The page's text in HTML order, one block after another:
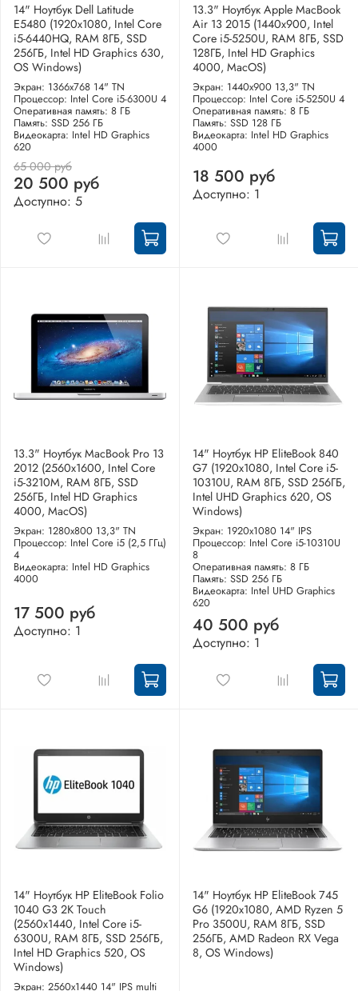
14" Ноутбук Dell Latitude
E5480 (1920х1080, Intel Core
i5-6440HQ, RAM 8ГБ, SSD
256ГБ, Intel HD Graphics 630,
OS Windows)
Экран: 1366x768 14" TN
Процессор: Intel Core i5-6300U 4
Оперативная память: 8 ГБ
Память: SSD 256 ГБ
Видеокарта: Intel HD Graphics
620
65 000 руб
20 500 руб
Доступно: 5
13.3" Ноутбук Apple MacBook
Air 13 2015 (1440x900, Intel
Core i5-5250U, RAM 8ГБ, SSD
128ГБ, Intel HD Graphics
4000, MacOS)
Экран: 1440x900 13,3" TN
Процессор: Intel Core i5-5250U 4
Оперативная память: 8 ГБ
Память: SSD 128 ГБ
Видеокарта: Intel HD Graphics
4000
18 500 руб
Доступно: 1
13.3" Ноутбук MacBook Pro 13
2012 (2560x1600, Intel Core
i5-3210M, RAM 8ГБ, SSD
256ГБ, Intel HD Graphics
4000, MacOS)
Экран: 1280x800 13,3" TN
Процессор: Intel Core i5 (2,5 ГГц)
4
Видеокарта: Intel HD Graphics
4000
17 500 руб
Доступно: 1
14" Ноутбук HP EliteBook 840
G7 (1920x1080, Intel Core i5-
10310U, RAM 8ГБ, SSD 256ГБ,
Intel UHD Graphics 620, OS
Windows)
Экран: 1920x1080 14" IPS
Процессор: Intel Core i5-10310U
8
Оперативная память: 8 ГБ
Память: SSD 256 ГБ
Видеокарта: Intel UHD Graphics
620
40 500 руб
Доступно: 1
14" Ноутбук HP EliteBook Folio
1040 G3 2K Touch
(2560x1440, Intel Core i5-
6300U, RAM 8ГБ, SSD 256ГБ,
Intel HD Graphics 520, OS
Windows)
Экран: 2560x1440 14" IPS multi
14" Ноутбук HP EliteBook 745
G6 (1920x1080, AMD Ryzen 5
Pro 3500U, RAM 8ГБ, SSD
256ГБ, AMD Radeon RX Vega
8, OS Windows)